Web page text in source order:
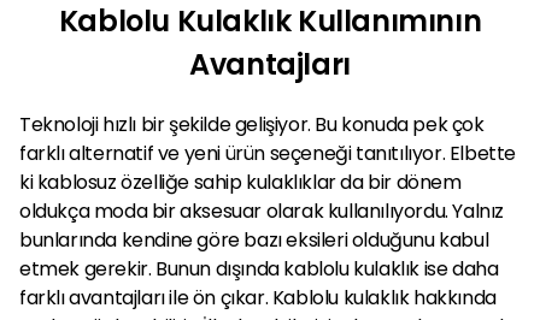
Kablolu Kulaklık Kullanımının
Avantajları
Teknoloji hızlı bir şekilde gelişiyor. Bu konuda pek çok
farklı alternatif ve yeni ürün seçeneği tanıtılıyor. Elbette
ki kablosuz özelliğe sahip kulaklıklar da bir dönem
oldukça moda bir aksesuar olarak kullanılıyordu. Yalnız
bunlarında kendine göre bazı eksileri olduğunu kabul
etmek gerekir. Bunun dışında kablolu kulaklık ise daha
farklı avantajları ile ön çıkar. Kablolu kulaklık hakkında